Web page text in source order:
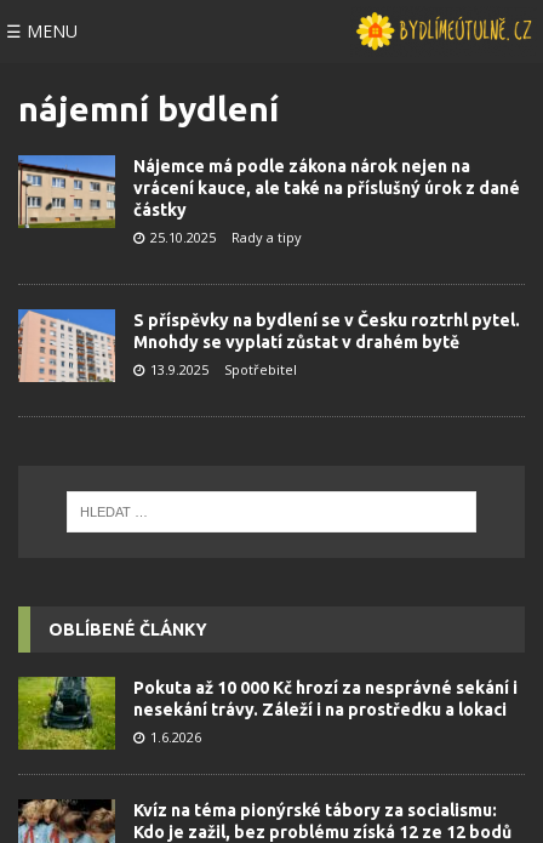
☰ MENU
nájemní bydlení
Nájemce má podle zákona nárok nejen na
vrácení kauce, ale také na příslušný úrok z dané
částky
25.10.2025 Rady a tipy
S příspěvky na bydlení se v Česku roztrhl pytel.
Mnohdy se vyplatí zůstat v drahém bytě
13.9.2025 Spotřebitel
OBLÍBENÉ ČLÁNKY
Pokuta až 10 000 Kč hrozí za nesprávné sekání i
nesekání trávy. Záleží i na prostředku a lokaci
1.6.2026
Kvíz na téma pionýrské tábory za socialismu:
Kdo je zažil, bez problému získá 12 ze 12 bodů